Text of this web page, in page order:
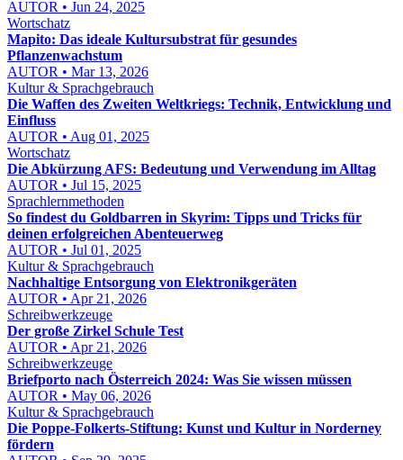
AUTOR • Jun 24, 2025
Wortschatz
Mapito: Das ideale Kultursubstrat für gesundes
Pflanzenwachstum
AUTOR • Mar 13, 2026
Kultur & Sprachgebrauch
Die Waffen des Zweiten Weltkriegs: Technik, Entwicklung und
Einfluss
AUTOR • Aug 01, 2025
Wortschatz
Die Abkürzung AFS: Bedeutung und Verwendung im Alltag
AUTOR • Jul 15, 2025
Sprachlernmethoden
So findest du Goldbarren in Skyrim: Tipps und Tricks für
deinen erfolgreichen Abenteuerweg
AUTOR • Jul 01, 2025
Kultur & Sprachgebrauch
Nachhaltige Entsorgung von Elektronikgeräten
AUTOR • Apr 21, 2026
Schreibwerkzeuge
Der große Zirkel Schule Test
AUTOR • Apr 21, 2026
Schreibwerkzeuge
Briefporto nach Österreich 2024: Was Sie wissen müssen
AUTOR • May 06, 2026
Kultur & Sprachgebrauch
Die Poppe-Folkerts-Stiftung: Kunst und Kultur in Norderney
fördern